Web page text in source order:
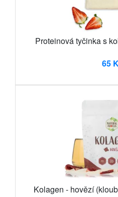
Proteinová tyčinka s
65
Kolagen - hovězí